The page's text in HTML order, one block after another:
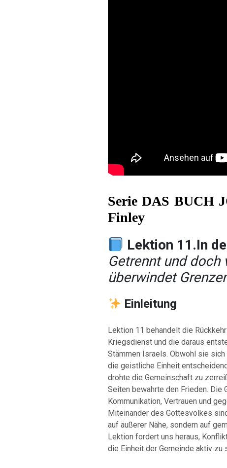
Serie DAS BUCH
Finley
Lektion 11.In
Getrennt und doch
überwindet
Einleitung
Lektion 11 behandelt die
Kriegsdienst und die daraus
Stämmen Israels. Obwohl sie
die geistliche Einheit
drohte die Gemeinschaft zu
Seiten bewahrte den Frieden. Die
Kommunikation, Vertrauen und
Miteinander des Gottesvolkes
auf äußerer Nähe, sondern auf
Lektion fordert uns heraus,
die Einheit der Gemeinde aktiv zu